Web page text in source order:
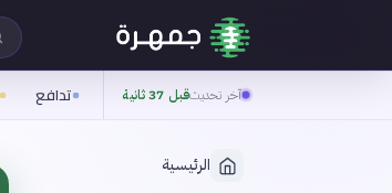
آخر تحديثقبل 37 ثانية تدافع
الرئيسية